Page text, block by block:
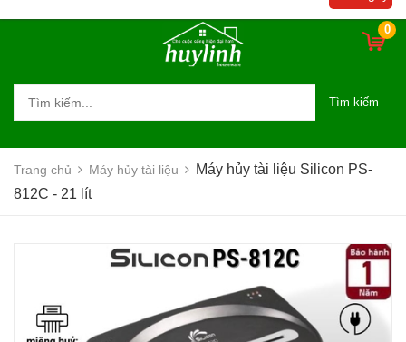
0
Tìm kiếm
Trang chủ Máy hủy tài liệu
Máy hủy tài liệu Silicon PS-
812C - 21 lít